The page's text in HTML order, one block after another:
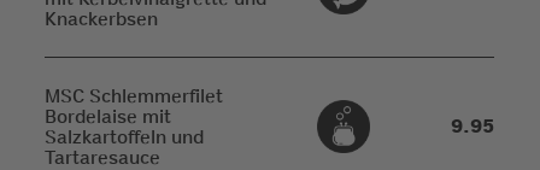
Knackerbsen
MSC Schlemmerfilet
Bordelaise mit
Salzkartoffeln und
Tartaresauce
9.95